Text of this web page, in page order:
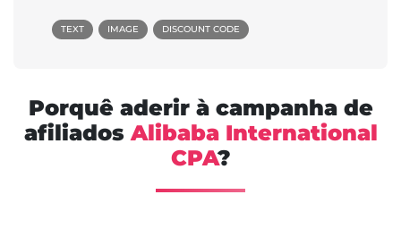
TEXT IMAGE DISCOUNT CODE
Porquê aderir à campanha de
afiliadosAlibaba International
CPA?